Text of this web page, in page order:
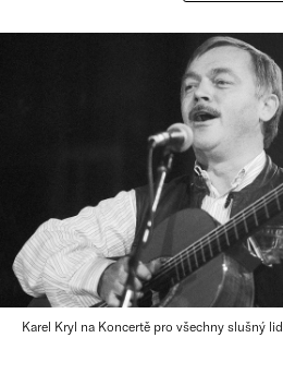
Karel Kryl na Koncertě pro všechny slušný